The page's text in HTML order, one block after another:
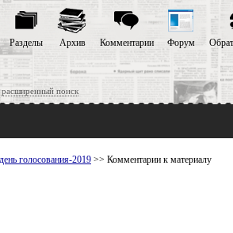
расширенный поиск
Разделы Архив Комментарии Форум
голосования-2019 >> Комментарии к материалу